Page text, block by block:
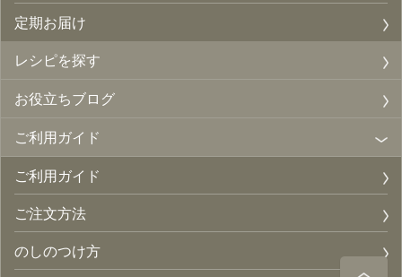
定期お届け
レシピを探す
お役立ちブログ
ご利用ガイド
ご利用ガイド
ご注文方法
のしのつけ方